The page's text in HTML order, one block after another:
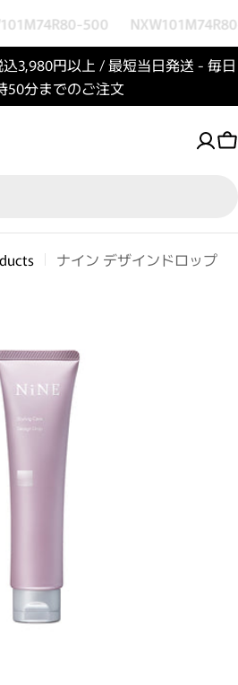
500
3,980円以上 / 最短当日発送 - 毎日
50分までのご注文
ナイン デザインドロップ
く